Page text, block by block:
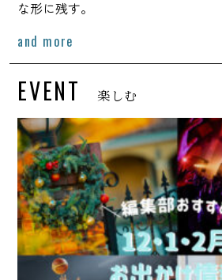
な形に残す。
and more
EVENT 楽しむ